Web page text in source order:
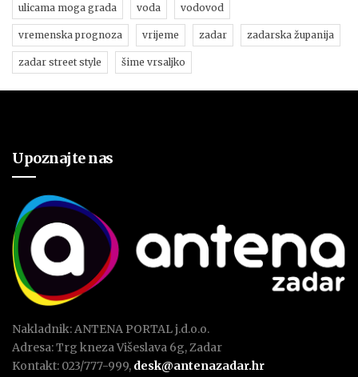
ulicama moga grada voda vodovod
vremenska prognoza vrijeme zadar zadarska županija
zadar street style šime vrsaljko
Upoznajte nas
Nakladnik: ANTENA PORTAL j.d.o.o.
Adresa: Trg kneza Višeslava 6g, Zadar
Kontakt: 023/777-999, desk@antenazadar.hr